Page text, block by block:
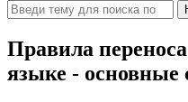
Правила
языке -